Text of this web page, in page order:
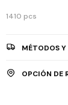
1410 pcs
MÉTODOS
OPCIÓN DE